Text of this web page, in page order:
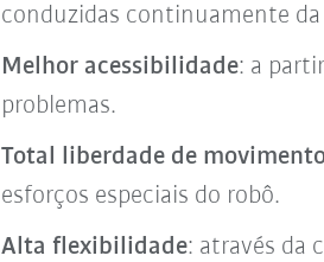
conduzidas continuamente da
Melhor acessibilidade: a
problemas.
Total liberdade de
esforços especiais do robô.
Alta flexibilidade: através da